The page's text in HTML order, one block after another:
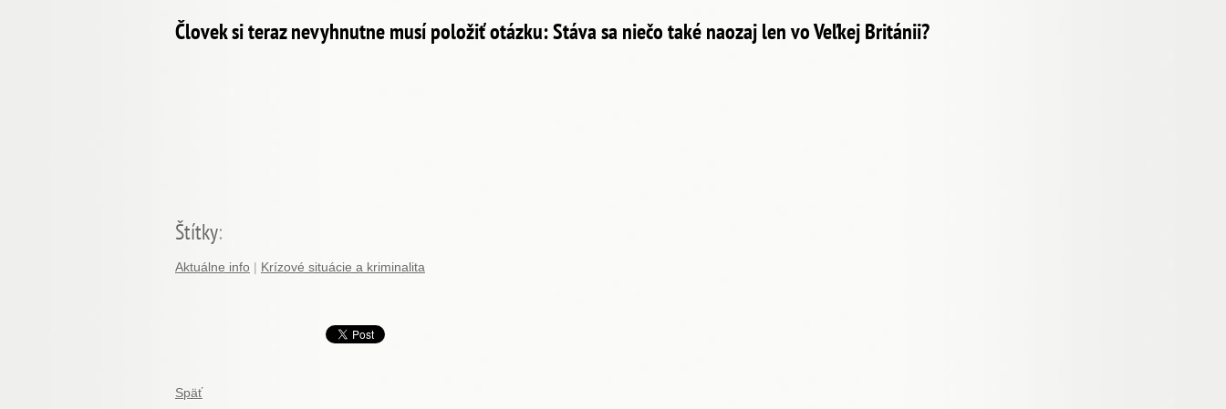
Človek si teraz nevyhnutne musí položiť otázku: Stáva sa niečo také naozaj len vo Veľkej Británii?
Štítky:
Aktuálne info | Krízové situácie a kriminalita
Späť